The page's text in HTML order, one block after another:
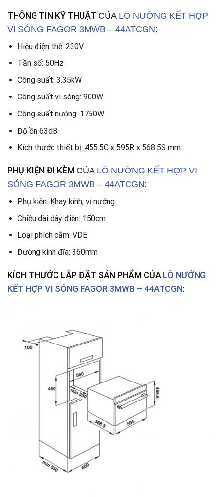
THÔNG TIN KỸ THUẬT CỦA LÒ NƯỚNG KẾT HỢP
VI SÓNG FAGOR 3MWB – 44ATCGN:
Hiệu điện thế: 230V
Tần số: 50Hz
Công suất: 3.35kW
Công suất visóng: 900W
Công suất nướng: 1750W
Độ ồn 63dB
Kích thước thiết bị: 455.5C x 595R x 568.5S mm
PHỤ KIỆN ĐI KÈM CỦA LÒ NƯỚNG KẾT HỢP VI
SÓNG FAGOR 3MWB – 44ATCGN:
Phụ kiện: Khay kính, vỉ nướng
Chiều dài dây điện: 150cm
Loại phích cắm: VDE
Đường kính đĩa: 360mm
KÍCH THƯỚC LẮP ĐẶT SẢN PHẨM CỦA LÒ NƯỚNG
KẾT HỢP VI SÓNG FAGOR 3MWB – 44ATCGN: